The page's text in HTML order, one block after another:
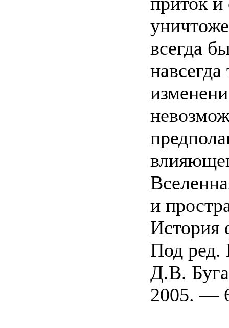
всегда
и
История
Под ред.
Д.В.
2005. —